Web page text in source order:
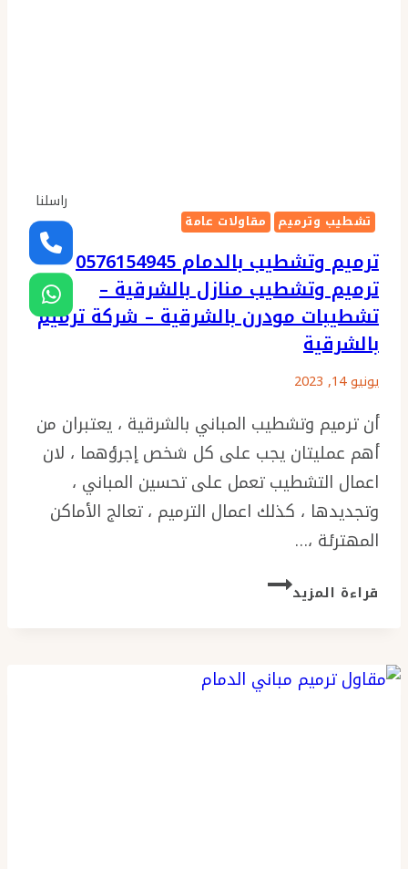
تشطيب وترميم مقاولات عامة
ترميم وتشطيب بالدمام 0576154945
ترميم وتشطيب منازل بالشرقية –
تشطيبات مودرن بالشرقية – شركة ترميم
بالشرقية
يونيو 14, 2023
أن ترميم وتشطيب المباني بالشرقية ، يعتبران من
أهم عمليتان يجب على كل شخص إجرؤهما ، لان
اعمال التشطيب تعمل على تحسين المباني ،
وتجديدها ، كذلك اعمال الترميم ، تعالج الأماكن
المهترئة ،…
قراءة المزيدترميم
وتشطيب
ترميم
وتشطيب
راسلنا